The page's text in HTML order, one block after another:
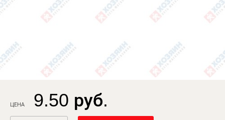
ЦЕНА 9.50 руб.